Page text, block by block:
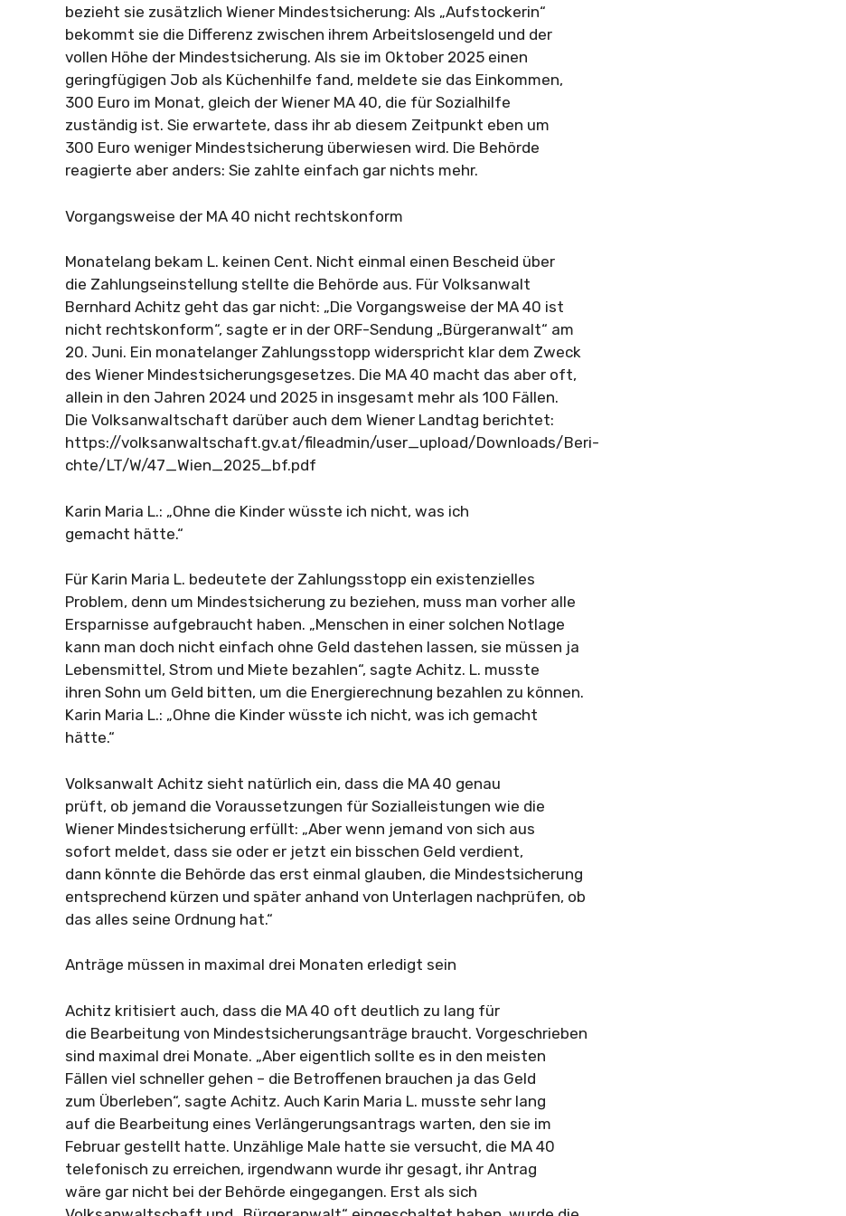
bezieht sie zusätzlich Wiener Mindestsicherung: Als „Aufstockerin“
bekommt sie die Differenz zwischen ihrem Arbeitslosengeld und der
vollen Höhe der Mindestsicherung. Als sie im Oktober 2025 einen
geringfügigen Job als Küchenhilfe fand, meldete sie das Einkommen,
300 Euro im Monat, gleich der Wiener MA 40, die für Sozialhilfe
zuständig ist. Sie erwartete, dass ihr ab diesem Zeitpunkt eben um
300 Euro weniger Mindestsicherung überwiesen wird. Die Behörde
reagierte aber anders: Sie zahlte einfach gar nichts mehr.
Vorgangsweise der MA 40 nicht rechtskonform
Monatelang bekam L. keinen Cent. Nicht einmal einen Bescheid über
die Zahlungseinstellung stellte die Behörde aus. Für Volksanwalt
Bernhard Achitz geht das gar nicht: „Die Vorgangsweise der MA 40 ist
nicht rechtskonform“, sagte er in der ORF-Sendung „Bürgeranwalt“ am
20. Juni. Ein monatelanger Zahlungsstopp widerspricht klar dem Zweck
des Wiener Mindestsicherungsgesetzes. Die MA 40 macht das aber oft,
allein in den Jahren 2024 und 2025 in insgesamt mehr als 100 Fällen.
Die Volksanwaltschaft darüber auch dem Wiener Landtag berichtet:
https://volksanwaltschaft.gv.at/fileadmin/user_upload/Downloads/Beri-
chte/LT/W/47_Wien_2025_bf.pdf
Karin Maria L.: „Ohne die Kinder wüsste ich nicht, was ich
gemacht hätte.“
Für Karin Maria L. bedeutete der Zahlungsstopp ein existenzielles
Problem, denn um Mindestsicherung zu beziehen, muss man vorher alle
Ersparnisse aufgebraucht haben. „Menschen in einer solchen Notlage
kann man doch nicht einfach ohne Geld dastehen lassen, sie müssen ja
Lebensmittel, Strom und Miete bezahlen“, sagte Achitz. L. musste
ihren Sohn um Geld bitten, um die Energierechnung bezahlen zu können.
Karin Maria L.: „Ohne die Kinder wüsste ich nicht, was ich gemacht
hätte.“
Volksanwalt Achitz sieht natürlich ein, dass die MA 40 genau
prüft, ob jemand die Voraussetzungen für Sozialleistungen wie die
Wiener Mindestsicherung erfüllt: „Aber wenn jemand von sich aus
sofort meldet, dass sie oder er jetzt ein bisschen Geld verdient,
dann könnte die Behörde das erst einmal glauben, die Mindestsicherung
entsprechend kürzen und später anhand von Unterlagen nachprüfen, ob
das alles seine Ordnung hat.“
Anträge müssen in maximal drei Monaten erledigt sein
Achitz kritisiert auch, dass die MA 40 oft deutlich zu lang für
die Bearbeitung von Mindestsicherungsanträge braucht. Vorgeschrieben
sind maximal drei Monate. „Aber eigentlich sollte es in den meisten
Fällen viel schneller gehen – die Betroffenen brauchen ja das Geld
zum Überleben“, sagte Achitz. Auch Karin Maria L. musste sehr lang
auf die Bearbeitung eines Verlängerungsantrags warten, den sie im
Februar gestellt hatte. Unzählige Male hatte sie versucht, die MA 40
telefonisch zu erreichen, irgendwann wurde ihr gesagt, ihr Antrag
wäre gar nicht bei der Behörde eingegangen. Erst als sich